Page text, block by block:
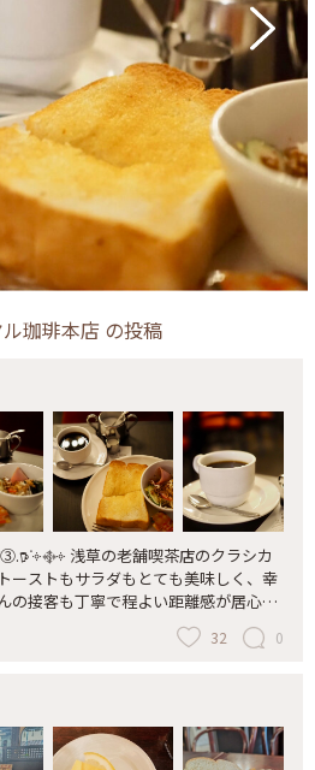
珈琲本店 の投稿
浅草の老舗喫茶店のクラシカ
ーストもサラダもとても美味しく、幸
の接客も丁寧で程よい距離感が居心地
喫茶店#ローヤル珈琲店#モーニング#ペ
32 0